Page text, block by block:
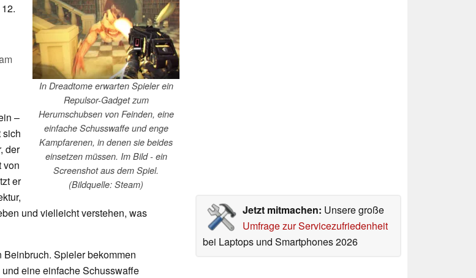
In Dreadtome erwarten Spieler ein
Repulsor-Gadget zum
Herumschubsen von Feinden, eine
einfache Schusswaffe und enge
Kampfarenen, in denen sie beides
einsetzen müssen. Im Bild - ein
Screenshot aus dem Spiel.
(Bildquelle: Steam)
Jetzt mitmachen: Unsere große
Umfrage zur Servicezufriedenheit
bei Laptops und Smartphones 2026
–
sich
der
von
er
und vielleicht verstehen, was
Spieler bekommen
eine einfache Schusswaffe